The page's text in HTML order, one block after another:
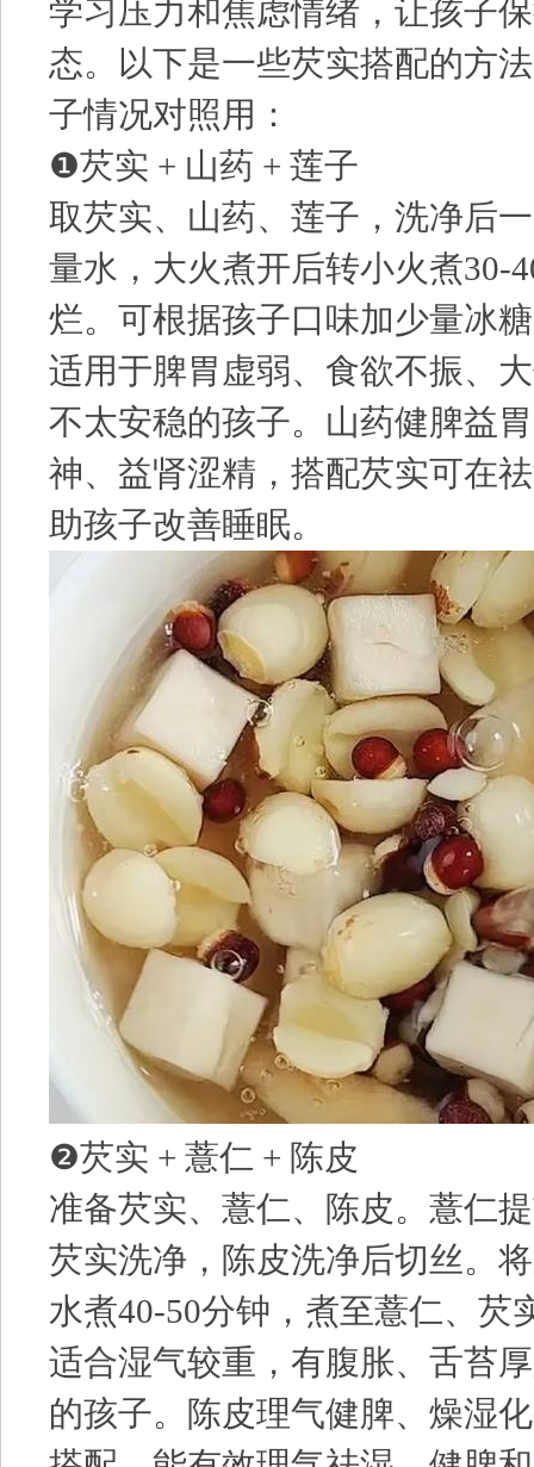
学习压力和焦虑情绪，让孩子
态。以下是一些芡实搭配的方
子情况对照用：
❶芡实 + 山药 + 莲子
取芡实、山药、莲子，洗净后
量水，大火煮开后转小火煮30-
烂。可根据孩子口味加少量冰
适用于脾胃虚弱、食欲不振、
不太安稳的孩子。山药健脾益
神、益肾涩精，搭配芡实可在
助孩子改善睡眠。
❷芡实 + 薏仁 + 陈皮
准备芡实、薏仁、陈皮。薏仁
芡实洗净，陈皮洗净后切丝。
水煮40-50分钟，煮至薏仁、芡
适合湿气较重，有腹胀、舌苔
的孩子。陈皮理气健脾、燥湿